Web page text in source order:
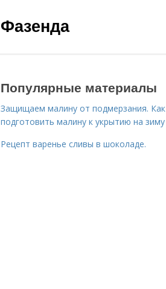
Фазенда
Популярные материалы
Защищаем малину от подмерзания. Как
подготовить малину к укрытию на зиму
Рецепт варенье сливы в шоколаде.